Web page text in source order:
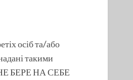
осіб та/або
такими
НЕ БЕРЕ НА СЕБЕ